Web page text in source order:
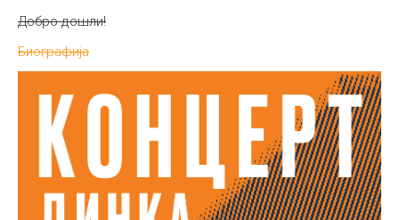
Добро дошли!
Биографија